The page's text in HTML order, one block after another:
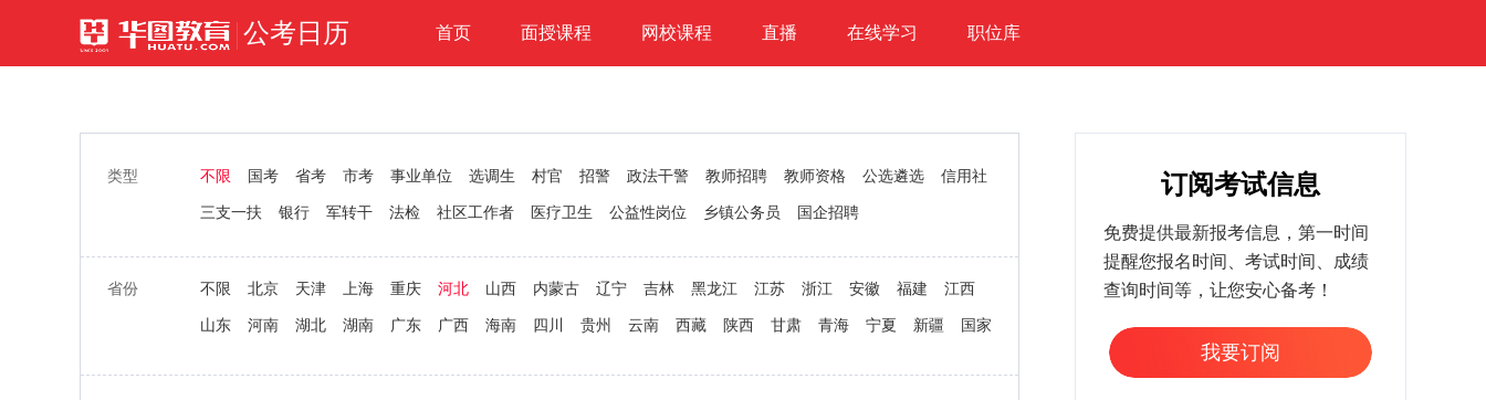
公考日历 首页 面授课程 网校课程 直播 在线学习 职位库
类型 不限 国考 省考 市考 事业单位 选调生 村官 招警 政法干警 教师招聘 教师资格 公选遴选 信用社
三支一扶 银行 军转干 法检 社区工作者 医疗卫生 公益性岗位 乡镇公务员 国企招聘
省份 不限 北京 天津 上海 重庆 河北 山西 内蒙古 辽宁 吉林 黑龙江 江苏 浙江 安徽 福建 江西
山东 河南 湖北 湖南 广东 广西 海南 四川 贵州 云南 西藏 陕西 甘肃 青海 宁夏 新疆 国家
订阅考试信息
免费提供最新报考信息，第一时间
提醒您报名时间、考试时间、成绩
查询时间等，让您安心备考！
我要订阅